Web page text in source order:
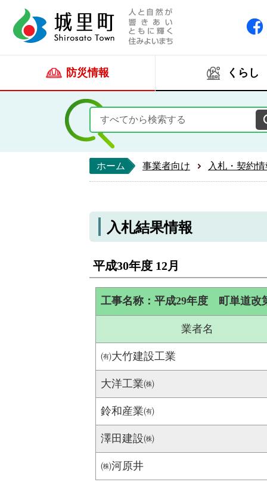
防災情報 くらし
ホーム 事業者向け 入札・契約
入札結果情報
平成30年度 12月
工事名称：平成29年度 町単道改
業者名
㈲大竹建設工業
大洋工業㈱
鈴和産業㈲
澤田建設㈱
㈱河原井